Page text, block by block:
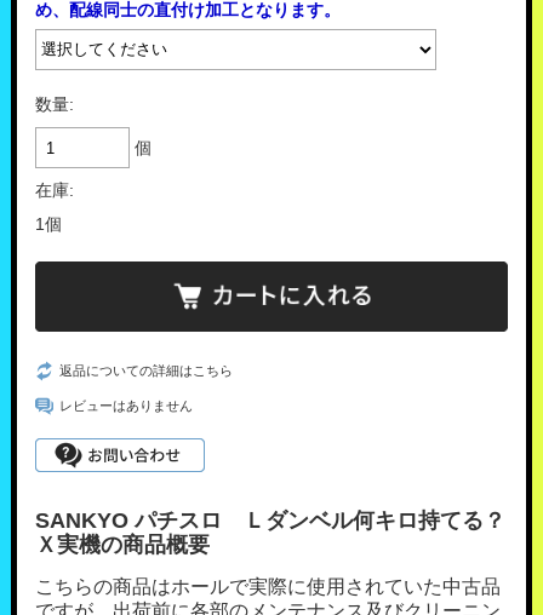
め、配線同士の直付け加工となります。
数量:
個
在庫:
1個
返品についての詳細はこちら
レビューはありません
SANKYO パチスロ Ｌダンベル何キロ持てる？
Ｘ実機の商品概要
こちらの商品はホールで実際に使用されていた中古品
ですが、出荷前に各部のメンテナンス及びクリーニン